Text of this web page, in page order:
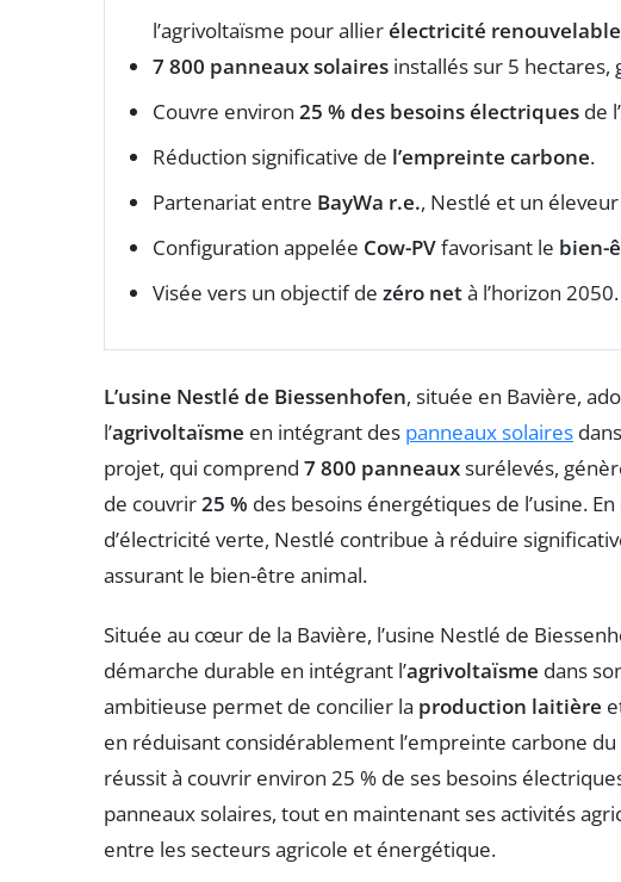
l’agrivoltaïsme pour allierélectricité renouvelable
7 800 panneaux solaires installés sur 5 hectares,
Couvre environ 25 % des besoins électriques de
Réduction significative de l’empreinte carbone.
Partenariat entre BayWa r.e., Nestlé et un
Configuration appelée Cow-PVfavorisant le bien-
Visée vers un objectif de zéro netà l’horizon 2050.
L’usine Nestlé de Biessenhofen, située en Bavière,
l’agrivoltaïsme en intégrant des panneaux solaires
projet, qui comprend 7 800 panneauxsurélevés,
de couvrir25 % des besoins énergétiques de l’usine.
d’électricité verte, Nestlé contribue à réduire
assurant le bien-être animal.
Située au cœur de la Bavière, l’usine Nestlé de
démarche durable en intégrant l’agrivoltaïsme dans
ambitieuse permet de concilier la production laitière
en réduisant considérablement l’empreinte carbone du
réussit à couvrir environ 25 % de ses besoins
panneaux solaires, tout en maintenant ses activités
entre les secteurs agricole et énergétique.